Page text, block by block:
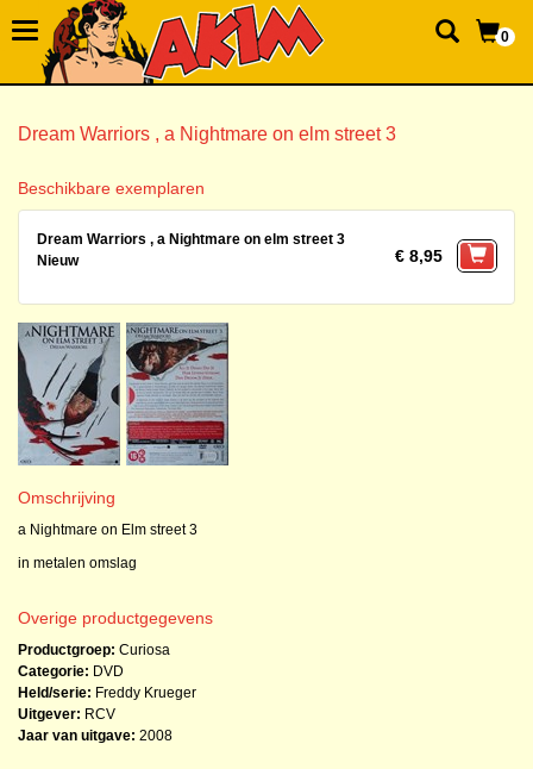
0
Dream Warriors , a Nightmare on elm street 3
Beschikbare exemplaren
Dream Warriors , a Nightmare on elm street 3
Nieuw
€ 8,95
Omschrijving
a Nightmare on Elm street 3
in metalen omslag
Overige productgegevens
Productgroep: Curiosa
Categorie: DVD
Held/serie: Freddy Krueger
Uitgever: RCV
Jaar van uitgave: 2008